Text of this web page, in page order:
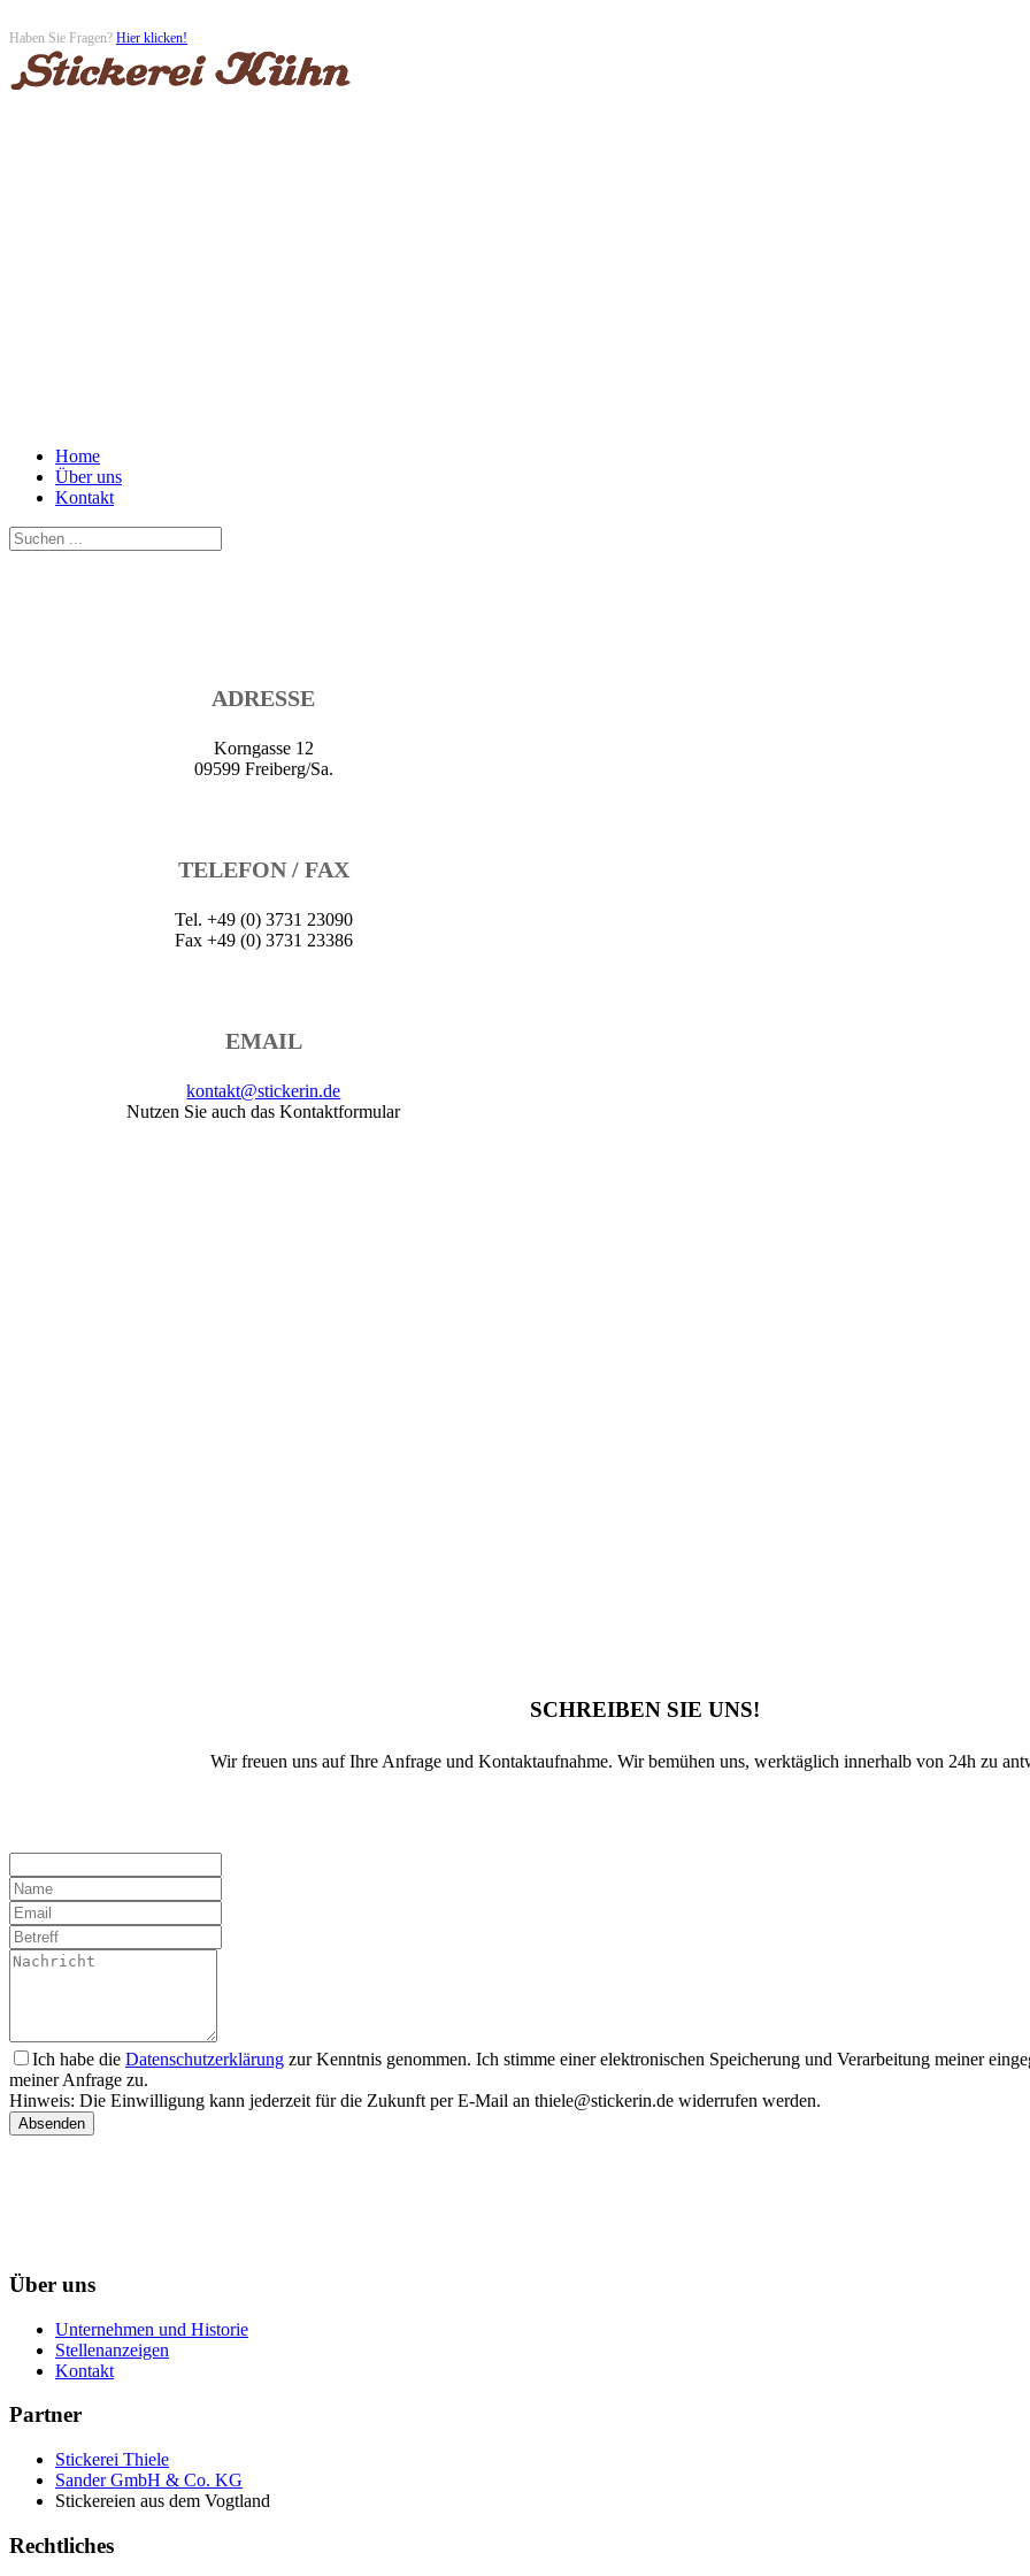
Haben Sie Fragen? Hier klicken!
Home
Über uns
Kontakt
ADRESSE
Korngasse 12
09599 Freiberg/Sa.
TELEFON / FAX
Tel. +49 (0) 3731 23090
Fax +49 (0) 3731 23386
EMAIL
kontakt@stickerin.de
Nutzen Sie auch das Kontaktformular
SCHREIBEN SIE UNS!
Wir freuen uns auf Ihre Anfrage und Kontaktaufnahme. Wir bemühen uns, werktäglich innerhalb von 24h zu
Ich habe die Datenschutzerklärung zur Kenntnis genommen. Ich stimme einer elektronischen Speicherung und Verarbeitung meiner
meiner Anfrage zu.
Hinweis: Die Einwilligung kann jederzeit für die Zukunft per E-Mail an thiele@stickerin.de widerrufen werden.
Absenden
Über uns
Unternehmen und Historie
Stellenanzeigen
Kontakt
Partner
Stickerei Thiele
Sander GmbH & Co. KG
Stickereien aus dem Vogtland
Rechtliches